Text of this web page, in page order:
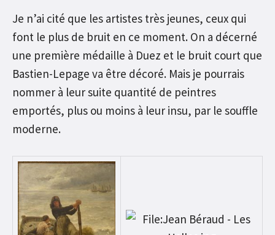
Je n’ai cité que les artistes très jeunes, ceux qui
font le plus de bruit en ce moment. On a décerné
une première médaille à Duez et le bruit court que
Bastien-Lepage va être décoré. Mais je pourrais
nommer à leur suite quantité de peintres
emportés, plus ou moins à leur insu, par le souffle
moderne.